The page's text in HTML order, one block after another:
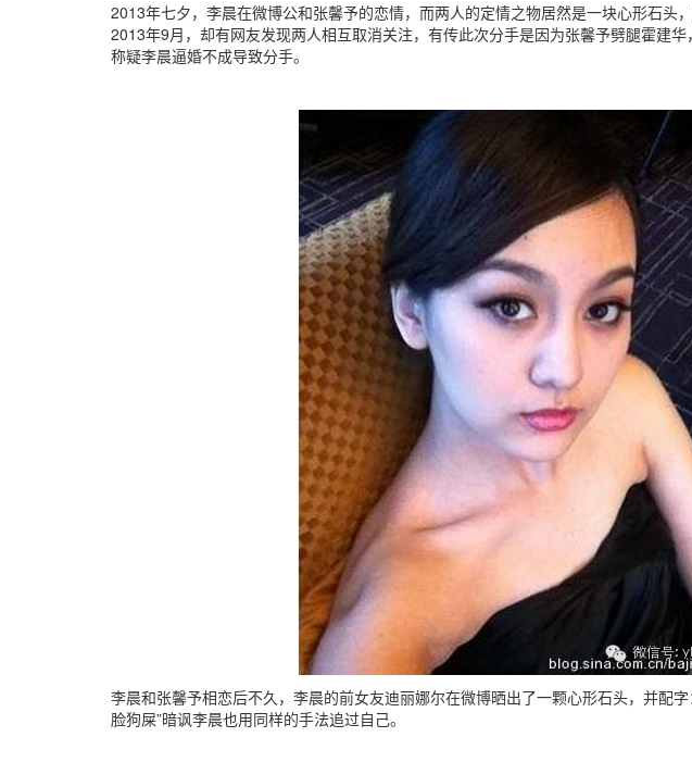
2013年七夕，李晨在微博公和张馨予的恋情，而两人的定情之物居然是一块心形石头
2013年9月，却有网友发现两人相互取消关注，有传此次分手是因为张馨予劈腿霍建
称疑李晨逼婚不成导致分手。
李晨和张馨予相恋后不久，李晨的前女友迪丽娜尔在微博晒出了一颗心形石头，并配
脸狗屎”暗讽李晨也用同样的手法追过自己。